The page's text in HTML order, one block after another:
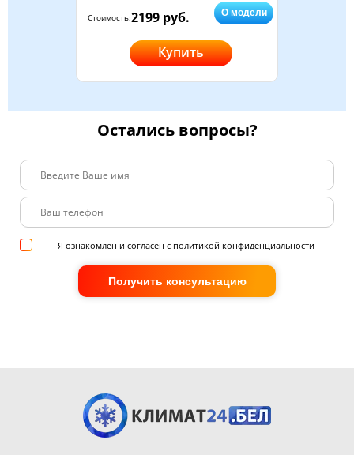
Стоимость:2199 руб. О модели
Купить
Остались вопросы?
Я ознакомлен и согласен с политикой конфиденциальности
Получить консультацию